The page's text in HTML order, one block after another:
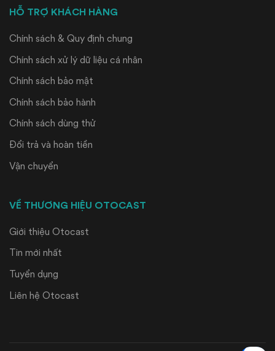
HỖ TRỢ KHÁCH HÀNG
Chính sách & Quy định chung
Chính sách xử lý dữ liệu cá nhân
Chính sách bảo mật
Chính sách bảo hành
Chính sách dùng thử
Đổi trả và hoàn tiền
Vận chuyển
VỀ THƯƠNG HIỆU OTOCAST
Giới thiệu Otocast
Tin mới nhất
Tuyển dụng
Liên hệ Otocast